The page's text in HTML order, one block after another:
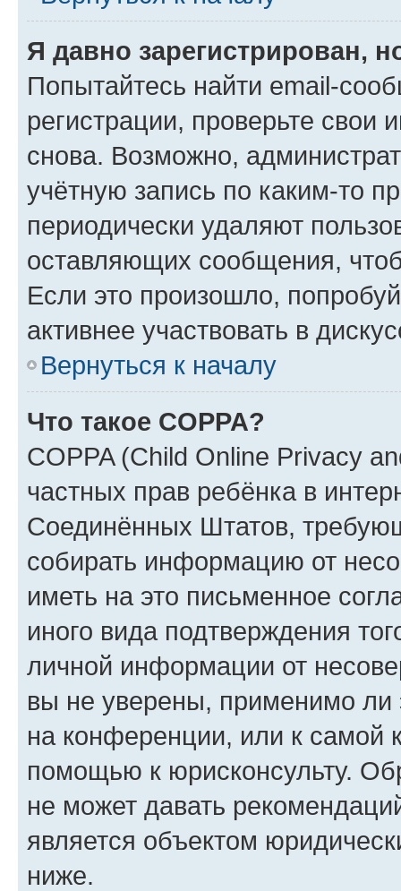
Я давно зарегистрирован,
Попытайтесь найти email-
регистрации, проверьте свои
снова. Возможно,
учётную запись по каким-то
периодически удаляют
оставляющих сообщения,
Если это произошло,
активнее участвовать в
Вернуться к началу
Что такое COPPA?
COPPA (Child Online Privacy
частных прав ребёнка в
Соединённых Штатов,
собирать информацию от
иметь на это письменное
иного вида подтверждения
личной информации от
вы не уверены, применимо ли
на конференции, или к самой
помощью к юрисконсульту.
не может давать
является объектом
ниже.